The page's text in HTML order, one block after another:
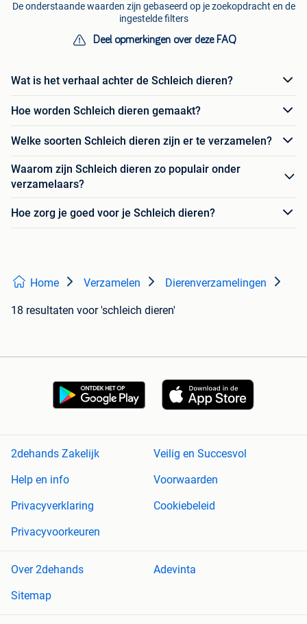
De onderstaande waarden zijn gebaseerd op je zoekopdracht en de
ingestelde filters
Deel opmerkingen over deze FAQ
Wat is het verhaal achter de Schleich dieren?
Hoe worden Schleich dieren gemaakt?
Welke soorten Schleich dieren zijn er te verzamelen?
Waarom zijn Schleich dieren zo populair onder
verzamelaars?
Hoe zorg je goed voor je Schleich dieren?
Home Verzamelen Dierenverzamelingen
18 resultaten voor 'schleich dieren'
2dehands Zakelijk
Veilig en Succesvol
Help en info
Voorwaarden
Privacyverklaring
Cookiebeleid
Privacyvoorkeuren
Over 2dehands
Adevinta
Sitemap